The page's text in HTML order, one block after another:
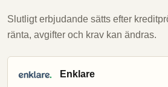
Slutligt erbjudande sätts efter
ränta, avgifter och krav kan ändras.
Enklare